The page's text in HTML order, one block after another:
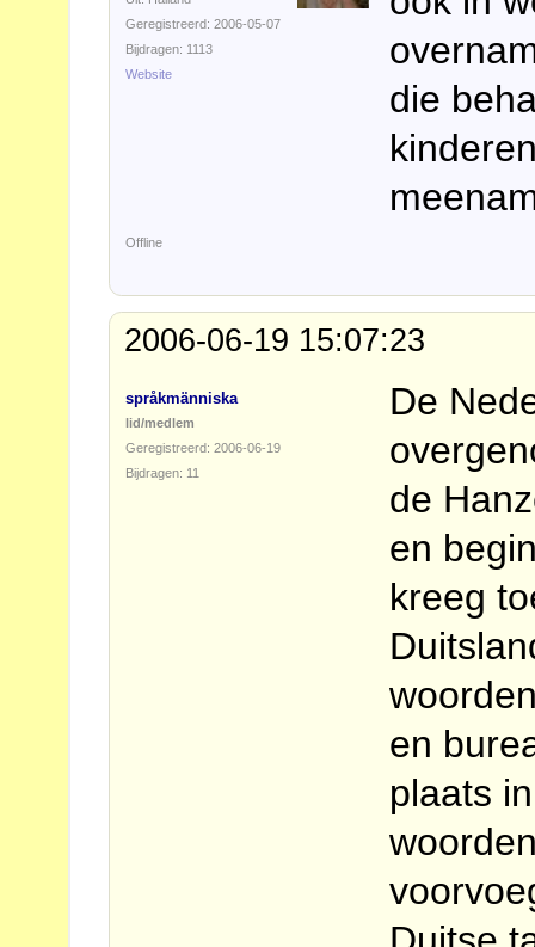
Geregistreerd: 2006-05-07
Bijdragen: 1113
Website
die
Offline
2006-06-19 15:07:23
språkmänniska
lid/medlem
Geregistreerd: 2006-06-19
Bijdragen: 11
De
de
en
kreeg
en
plaats